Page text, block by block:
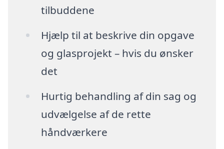
tilbuddene
Hjælp til at beskrive din opgave
og glasprojekt – hvis du ønsker
det
Hurtig behandling af din sag og
udvælgelse af de rette
håndværkere